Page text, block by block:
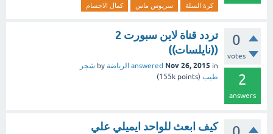
كرة السلة سريوس ماس كمال الاجسام
0
votes
2
answers
تردد قناة لاين سبورت 2
((نايلسات))
answered Nov 26, 2015 in الرياضة by شجر
طيب (
155k points)
كيف ابعث للواحد ايميلي علي